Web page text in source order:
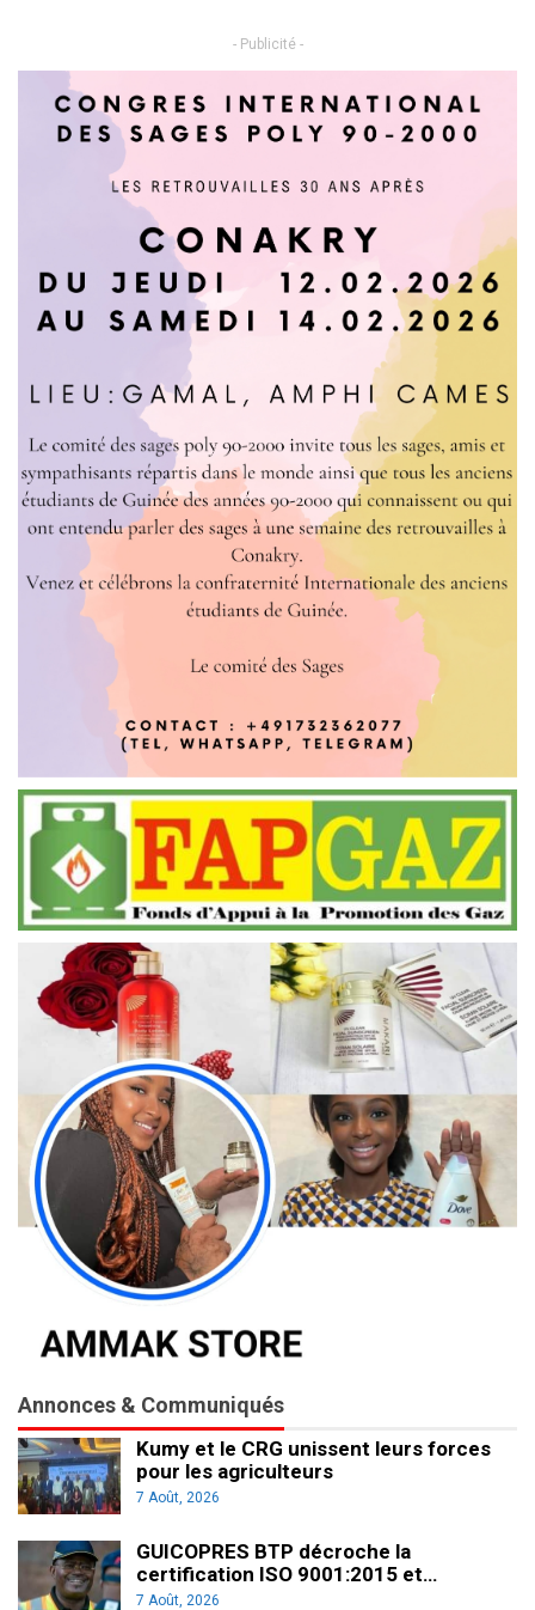
- Publicité -
Annonces & Communiqués
Kumy et le CRG unissent leurs forces
pour les agriculteurs
7 Août, 2026
GUICOPRES BTP décroche la
certification ISO 9001:2015 et…
7 Août, 2026